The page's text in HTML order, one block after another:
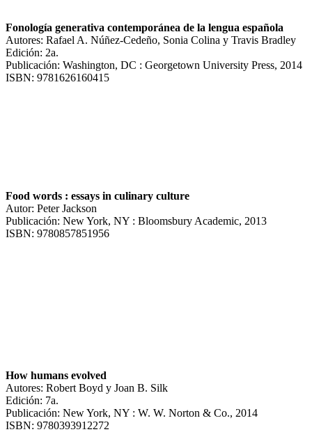
Fonología generativa contemporánea de la lengua española
Autores: Rafael A. Núñez-Cedeño, Sonia Colina y Travis Bradley
Edición: 2a.
Publicación: Washington, DC : Georgetown University Press, 2014
ISBN: 9781626160415
Food words : essays in culinary culture
Autor: Peter Jackson
Publicación: New York, NY : Bloomsbury Academic, 2013
ISBN: 9780857851956
How humans evolved
Autores: Robert Boyd y Joan B. Silk
Edición: 7a.
Publicación: New York, NY : W. W. Norton & Co., 2014
ISBN: 9780393912272